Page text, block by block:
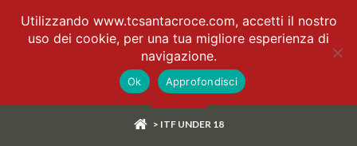
> ITF UNDER 18
Utilizzando www.tcsantacroce.com, accetti il nostro
uso dei cookie, per una tua migliore esperienza di
navigazione.
Ok Approfondisci